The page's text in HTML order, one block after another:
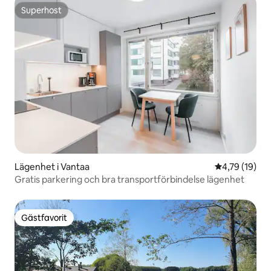
Superhost
Superhost
Lägenhet i Vantaa 4,79 av 5 i
4,79 (19)
Gratis parkering och bra transportförbindelse lägenhet
Gästfavorit
Gästfavorit